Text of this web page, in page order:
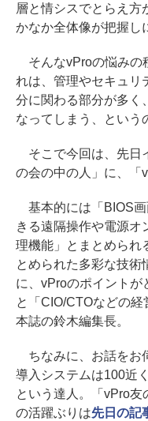
層と情シスでとらえ方
かなか全体像が把握し
そんなvProの悩みの
れは、管理やセキュリ
分に関わる部分が多く
なってしまう、という
そこで今回は、先日
の会の中の人」に、「
基本的には「BIOS画
きる遠隔操作や電源オ
理機能」とまとめられ
とめられた多彩な技術
に、vProのポイントが
と「CIO/CTOなどの
本誌の鈴木編集長。
ちなみに、お話をお
導入システムは100近
という達人。「vPro友
の活躍ぶりは先日の記